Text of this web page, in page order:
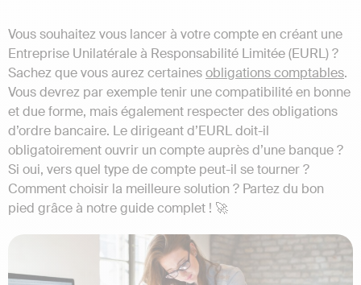
Vous souhaitez vous lancer à votre compte en créant une
Entreprise Unilatérale à Responsabilité Limitée (EURL) ?
Sachez que vous aurez certainesobligations comptables.
Vous devrez par exemple tenir une compatibilité en bonne
et due forme, mais également respecter des obligations
d’ordre bancaire. Le dirigeant d’EURL doit-il
obligatoirement ouvrir un compte auprès d’une banque ?
Si oui, vers quel type de compte peut-il se tourner ?
Comment choisir la meilleure solution ? Partez du bon
pied grâce à notre guide complet ! 🚀